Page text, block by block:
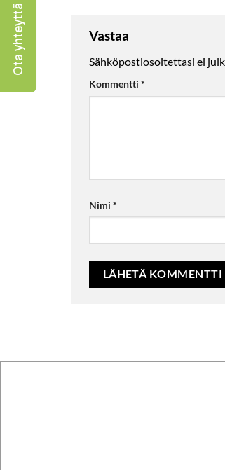
Vastaa
Sähköpostiosoitettasi ei
Kommentti *
Nimi *
Ota yhteyttä